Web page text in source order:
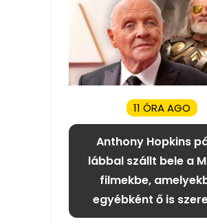
11 ÓRA AGO
Anthony Hopkins
lábbal szállt bele a
filmekbe,
egyébként ő is